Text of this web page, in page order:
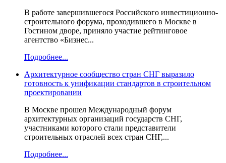
В работе завершившегося Российского инвестиционно-
строительного форума, проходившего в Москве в
Гостином дворе, приняло участие рейтинговое
агентство «Бизнес...
Подробнее...
Архитектурное сообщество стран СНГ выразило
готовность к унификации стандартов в строительном
проектировании
В Москве прошел Международный форум
архитектурных организаций государств СНГ,
участниками которого стали представители
строительных отраслей всех стран СНГ,...
Подробнее...